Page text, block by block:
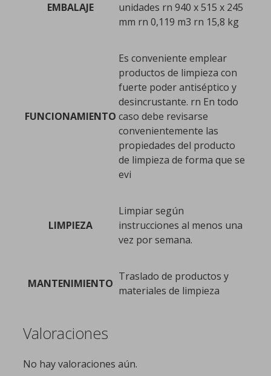
EMBALAJE
unidades rn 940 x 515 x 245
mm rn 0,119 m3 rn 15,8 kg
FUNCIONAMIENTO
Es conveniente emplear
productos de limpieza con
fuerte poder antiséptico y
desincrustante. rn En todo
caso debe revisarse
convenientemente las
propiedades del producto
de limpieza de forma que se
evi
LIMPIEZA
Limpiar según
instrucciones al menos una
vez por semana.
MANTENIMIENTO
Traslado de productos y
materiales de limpieza
Valoraciones
No hay valoraciones aún.